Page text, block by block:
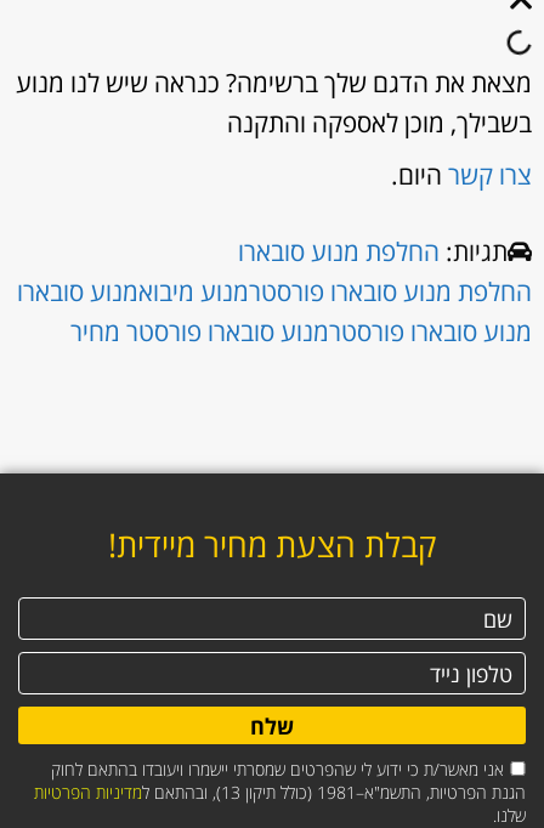
מצאת את הדגם שלך ברשימה? כנראה שיש לנו מנוע
בשבילך, מוכן לאספקה והתקנה
צרו קשר היום.
תגיות: החלפת מנוע סובארו
החלפת מנוע סובארו פורסטרמנוע מיבואמנוע סובארו
מנוע סובארו פורסטרמנוע סובארו פורסטר מחיר
קבלת הצעת מחיר מיידית!
אני מאשר/ת כי ידוע לי שהפרטים שמסרתי יישמרו ויעובדו בהתאם לחוק
הגנת הפרטיות, התשמ"א–1981 (כולל תיקון 13), ובהתאם ל
מדיניות הפרטיות
שלנו.
שלח